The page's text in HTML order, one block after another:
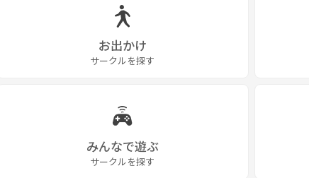
お出かけ
サークルを探す
みんなで遊ぶ
サークルを探す